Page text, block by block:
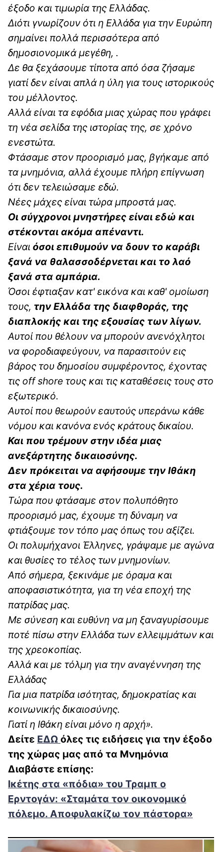
έξοδο και τιμωρία της Ελλάδας.
Διότι γνωρίζουν ότι η Ελλάδα για την Ευρώπη
σημαίνει πολλά περισσότερα από
δημοσιονομικά μεγέθη, .
Δε θα ξεχάσουμε τίποτα από όσα ζήσαμε
γιατί δεν είναι απλά η ύλη για τους ιστορικούς
του μέλλοντος.
Αλλά είναι τα εφόδια μιας χώρας που γράφει
τη νέα σελίδα της ιστορίας της, σε χρόνο
ενεστώτα.
Φτάσαμε στον προορισμό μας, βγήκαμε από
τα μνημόνια, αλλά έχουμε πλήρη επίγνωση
ότι δεν τελειώσαμε εδώ.
Νέες μάχες είναι τώρα μπροστά μας.
Οι σύγχρονοι μνηστήρες είναι εδώ και
στέκονται ακόμα απέναντι.
Είναι όσοι επιθυμούν να δουν το καράβι
ξανά να θαλασσοδέρνεται και το λαό
ξανά στα αμπάρια.
Όσοι έφτιαξαν κατ' εικόνα και καθ' ομοίωση
τους, την Ελλάδα της διαφθοράς, της
διαπλοκής και της εξουσίας των λίγων.
Αυτοί που θέλουν να μπορούν ανενόχλητοι
να φοροδιαφεύγουν, να παρασιτούν εις
βάρος του δημοσίου συμφέροντος, έχοντας
τις off shore τους και τις καταθέσεις τους στο
εξωτερικό.
Αυτοί που θεωρούν εαυτούς υπεράνω κάθε
νόμου και κανόνα ενός κράτους δικαίου.
Και που τρέμουν στην ιδέα μιας
ανεξάρτητης δικαιοσύνης.
Δεν πρόκειται να αφήσουμε την Ιθάκη
στα χέρια τους.
Τώρα που φτάσαμε στον πολυπόθητο
προορισμό μας, έχουμε τη δύναμη να
φτιάξουμε τον τόπο μας όπως του αξίζει.
Οι πολυμήχανοι Έλληνες, γράψαμε με αγώνα
και θυσίες το τέλος των μνημονίων.
Από σήμερα, ξεκινάμε με όραμα και
αποφασιστικότητα, για τη νέα εποχή της
πατρίδας μας.
Με σύνεση και ευθύνη να μη ξαναγυρίσουμε
ποτέ πίσω στην Ελλάδα των ελλειμμάτων και
της χρεοκοπίας.
Αλλά και με τόλμη για την αναγέννηση της
Ελλάδας
Για μια πατρίδα ισότητας, δημοκρατίας και
κοινωνικής δικαιοσύνης.
Γιατί η Ιθάκη είναι μόνο η αρχή».
Δείτε ΕΔΩ όλες τις ειδήσεις για την έξοδο
της χώρας μας από τα Μνημόνια
Διαβάστε επίσης:
Ικέτης στα «πόδια» του Τραμπ ο
Ερντογάν: «Σταμάτα τον οικονομικό
πόλεμο. Αποφυλακίζω τον πάστορα»